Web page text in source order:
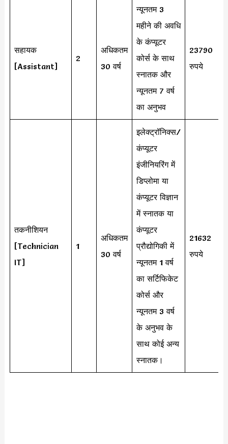
सहायक
[Assistant]
2
अधिकतम
30 वर्ष
न्यूनतम 3
महीने की अवधि
के कंप्यूटर
कोर्स के साथ
स्नातक और
न्यूनतम 7 वर्ष
का अनुभव
23790
रुपये
तकनीशियन
[Technician
IT]
1
अधिकतम
30 वर्ष
इलेक्ट्रॉनिक्स/
कंप्यूटर
इंजीनियरिंग में
डिप्लोमा या
कंप्यूटर विज्ञान
में स्नातक या
कंप्यूटर
प्रौद्योगिकी में
न्यूनतम 1 वर्ष
का सर्टिफिकेट
कोर्स और
न्यूनतम 3 वर्ष
के अनुभव के
साथ कोई अन्य
स्नातक।
21632
रुपये